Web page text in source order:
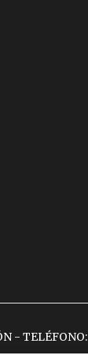
- TELÉFONO: